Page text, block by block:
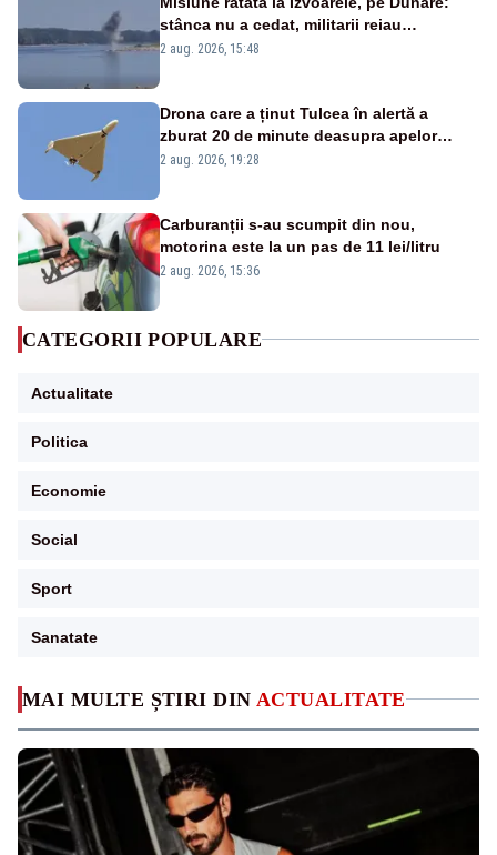
MAI MULTE ȘTIRI DIN ACTUALITATE
stânca nu a cedat, militarii reiau
detonările luni – VIDEO
2 aug. 2026, 15:48
Drona care a ținut Tulcea în alertă a
zburat 20 de minute deasupra apelor
României. Au fost ridicate două F-16
2 aug. 2026, 19:28
Carburanții s-au scumpit din nou,
motorina este la un pas de 11 lei/litru
2 aug. 2026, 15:36
CATEGORII POPULARE
Actualitate
Politica
Economie
Social
Sport
Sanatate